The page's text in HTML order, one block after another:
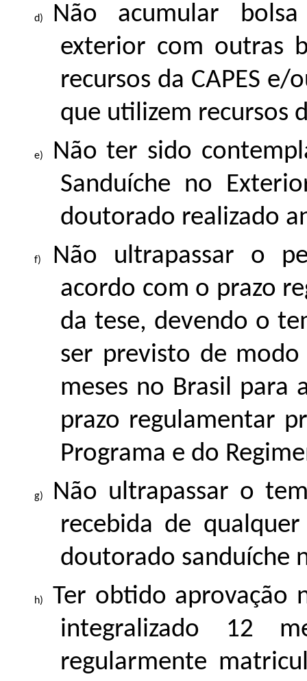
Não acumular
exterior com outras
recursos da CAPES
que utilizem recursos
Não ter sido
Sanduíche no
doutorado realizado
Não ultrapassar o
acordo com o prazo
da tese, devendo o
ser previsto de
meses no Brasil para
prazo regulamentar
Programa e do
Não ultrapassar o
recebida de
doutorado sanduíche
Ter obtido aprovação
integralizado 12
regularmente